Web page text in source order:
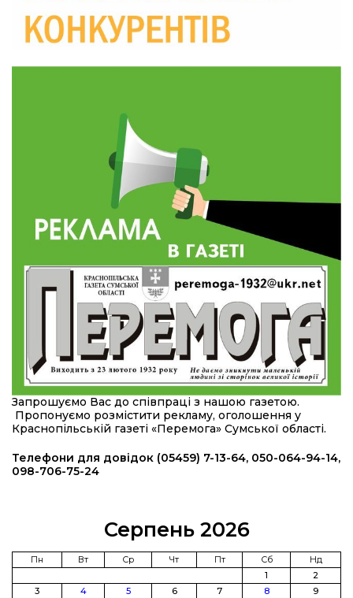
19:29
30 лип
«Все закінчиться, приїду й одружуся…»: Пам’яті
26-річного Захисника Богдана Ємця (ВІДЕО)
20:06
Паливо по 100 грн та ризик дефіциту: чому в
Житлові сертифікати, підготовка до зими та
підтримка ВПО: підсумки засідання виконкому
Краснопільської селищної ради
Валентина Масалітіна: «Нас тримає віра в
Перемогу і повернення додому»
Знову біль… Знову втрата… На щиті
повертається захисник України Богдан Ємець
Обмежено придатний, але безмежно
вмотивований: Як колишній лісівник став асом
артилерії
16:34
24 лип
490 пацієнтів та 15 відвіданих сіл: МБФ
«Альянс громадського здоров’я» підбив
підсумки роботи мобільних клінік у Сумській
області
23 лип
захистити рідну землю: пам’яті Сергія
Балабаєнка (ВІДЕО)
20:36
Нова кав’ярня в Сумах: як родина військового
з Краснопілля відкрила «Лев каву» за грантові
кошти (ВІДЕО)
Запрошуємо Вас до співпраці з нашою газетою.
Пропонуємо розмістити рекламу, оголошення у
Краснопільській газеті «Перемога» Сумської області.
Телефони для довідок (05459) 7-13-64, 050-064-94-14,
098-706-75-24
Серпень 2026
Пн Вт Ср Чт Пт Сб
Нд
1
2
3
4 5 6 7 8
9